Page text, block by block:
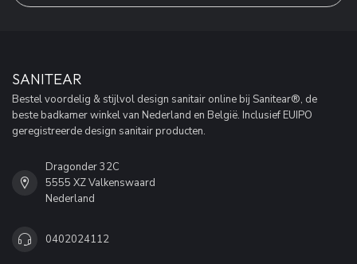
SANITEAR
Bestel voordelig & stijlvol design sanitair online bij Sanitear®, de
beste badkamer winkel van Nederland en België. Inclusief EUIPO
geregistreerde design sanitair producten.
Dragonder 32C
5555 XZ Valkenswaard
Nederland
0402024112